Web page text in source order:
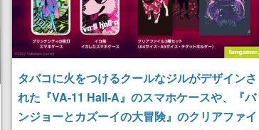
タバコに火をつけるクールなジルがデザインさ
れた『VA-11 Hall-A』のスマホケースや、『バ
ンジョーとカズーイの大冒険』のクリアファイ